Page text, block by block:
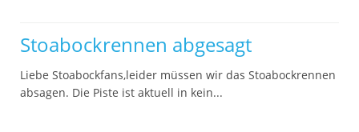
Stoabockrennen abgesagt
Liebe Stoabockfans,leider müssen wir das Stoabockrennen
absagen. Die Piste ist aktuell in kein...